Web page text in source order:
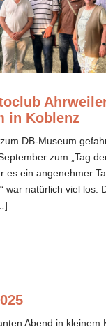
in Koblenz
DB-Museum
zum „Tag
es ein angenehmer
war natürlich viel los.
Abend in kleinem